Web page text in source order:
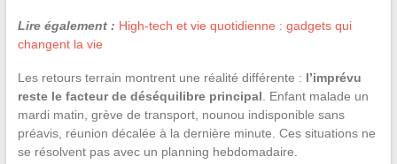
Lire également : High-tech et vie quotidienne : gadgets qui
changent la vie
Les retours terrain montrent une réalité différente : l’imprévu
reste le facteur de déséquilibre principal . Enfant malade un
mardi matin, grève de transport, nounou indisponible sans
préavis, réunion décalée à la dernière minute. Ces situations ne
se résolvent pas avec un planning hebdomadaire.